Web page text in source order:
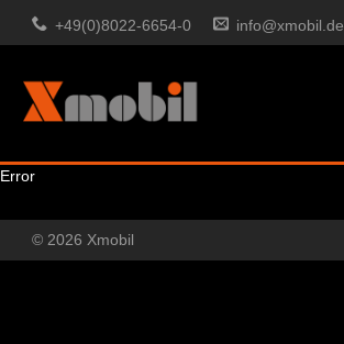
+49(0)8022-6654-0 info@xmobil.de
Error
© 2026 Xmobil